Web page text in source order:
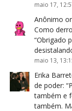
maio 17,
Anônimo
Como
“Obrigado
maio 13,
Erika
de poder: “
também e
também.